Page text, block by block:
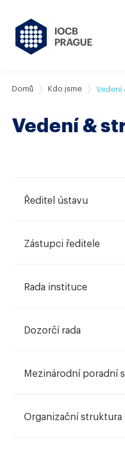
Domů Kdo jsme Vedení
Vedení &
Ředitel ústavu
Zástupci ředitele
Rada instituce
Dozorčí rada
Mezinárodní poradní
Organizační struktura